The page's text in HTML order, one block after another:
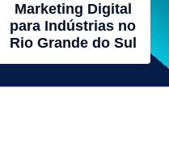
Marketing Digital
para Indústrias no
Rio Grande do Sul